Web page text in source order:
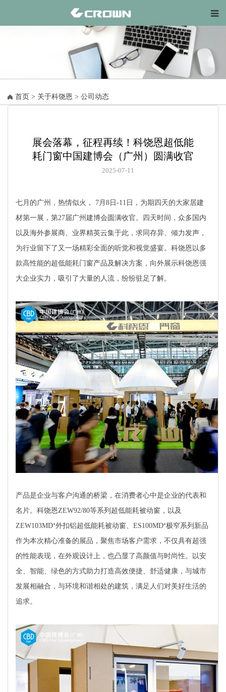
首页 > 关于科饶恩 > 公司动态
展会落幕，征程再续！科饶恩超低能
耗门窗中国建博会（广州）圆满收官
2025-07-11
七月的广州，热情似火， 7月8日-11日，为期四天的大家居建
材第一展，第27届广州建博会圆满收官。四天时间，众多国内
以及海外参展商、业界精英云集于此，求同存异、倾力发声，
为行业留下了又一场精彩全面的听觉和视觉盛宴。科饶恩以多
款高性能的超低能耗门窗产品及解决方案，向外展示科饶恩强
大企业实力，吸引了大量的人流，纷纷驻足了解。
产品是企业与客户沟通的桥梁，在消费者心中是企业的代表和
名片。科饶恩ZEW92/80等系列超低能耗被动窗，以及
ZEW103MD⁺外扣铝超低能耗被动窗、ES100MD⁺极窄系列新品
作为本次精心准备的展品，聚焦市场客户需求，不仅具有超强
的性能表现，在外观设计上，也凸显了高颜值与时尚性。以安
全、智能、绿色的方式助力打造高效便捷、舒适健康，与城市
发展相融合，与环境和谐相处的建筑，满足人们对美好生活的
追求。